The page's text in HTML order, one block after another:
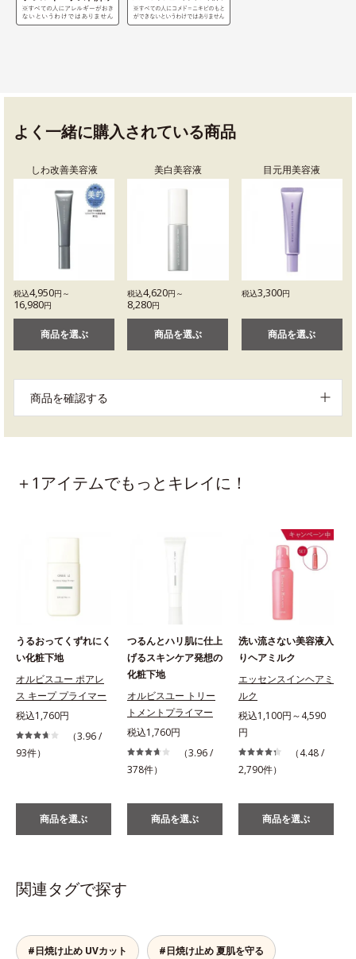
よく一緒に購入されている商品
しわ改善美容液
税込4,950円～
16,980円
商品を選ぶ
美白美容液
税込4,620円～
8,280円
商品を選ぶ
目元用美容液
税込3,300円
商品を選ぶ
商品を確認する
＋1アイテムでもっとキレイに！
うるおってくずれにく
い化粧下地
オルビスユー ポアレ
ス キープ プライマー
税込1,760円
（3.96 /
93件）
商品を選ぶ
つるんとハリ肌に仕上
げるスキンケア発想の
化粧下地
オルビスユー トリー
トメントプライマー
税込1,760円
（3.96 /
378件）
商品を選ぶ
洗い流さない美容液入
りヘアミルク
エッセンスインヘアミ
ルク
税込1,100円～4,590
円
（4.48 /
2,790件）
商品を選ぶ
関連タグで探す
#日焼け止め UVカット #日焼け止め 夏肌を守る